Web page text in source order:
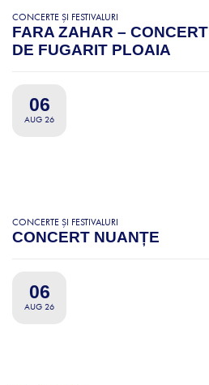
CONCERTE ȘI FESTIVALURI
FARA ZAHAR – CONCERT
DE FUGARIT PLOAIA
06
AUG 26
CONCERTE ȘI FESTIVALURI
CONCERT NUANȚE
06
AUG 26